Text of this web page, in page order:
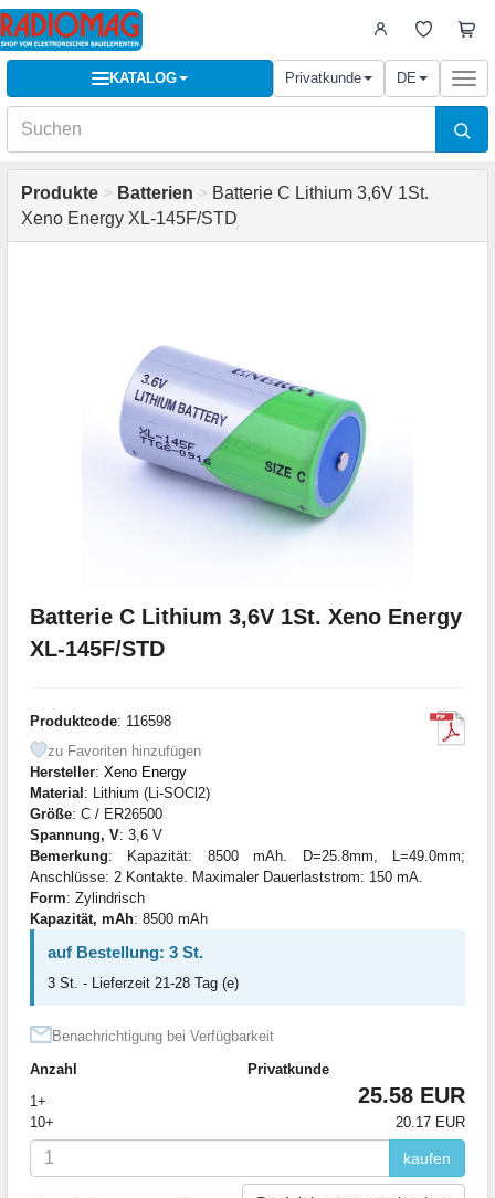
KATALOG Privatkunde DE
Produkte > Batterien > Batterie C Lithium 3,6V 1St.
Xeno Energy XL-145F/STD
Batterie C Lithium 3,6V 1St. Xeno Energy
XL-145F/STD
Produktcode: 116598
zu Favoriten hinzufügen
Hersteller: Xeno Energy
Material: Lithium (Li-SOCl2)
Größe: C / ER26500
Spannung, V: 3,6 V
Bemerkung: Kapazität: 8500 mAh. D=25.8mm, L=49.0mm;
Anschlüsse: 2 Kontakte. Maximaler Dauerlaststrom: 150 mA.
Form: Zylindrisch
Kapazität, mAh: 8500 mAh
auf Bestellung: 3 St.
3 St. - Lieferzeit 21-28 Tag (e)
Benachrichtigung bei Verfügbarkeit
Anzahl
Privatkunde
1+
25.58 EUR
10+ 20.17 EUR
kaufen